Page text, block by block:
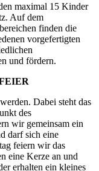
maximal 15 Kinder
Auf dem
finden die
vorgefertigten
und fördern.
Dabei steht das
des
wir gemeinsam ein
darf sich eine
feiern wir das
eine Kerze an und
erhalten ein kleines